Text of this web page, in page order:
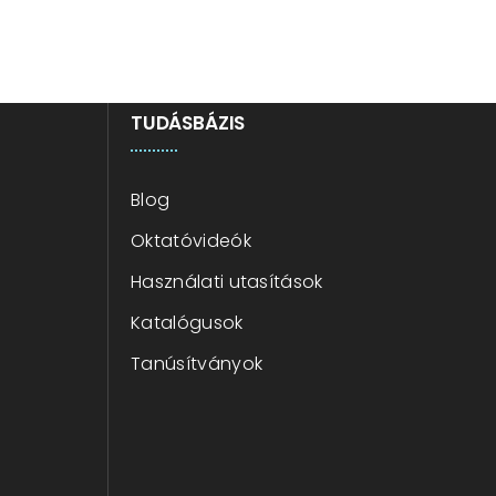
TUDÁSBÁZIS
Blog
Oktatóvideók
Használati utasítások
Katalógusok
Tanúsítványok